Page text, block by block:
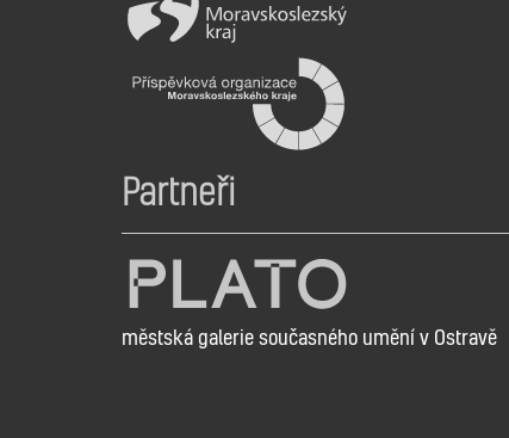
Partneři
městská galerie současného umění v Ostravě